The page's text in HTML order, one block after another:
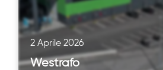
2 Aprile 2026
Westrafo